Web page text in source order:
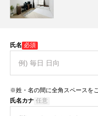
氏名 必須
※姓・名の間に全角スペースを
氏名カナ 任意